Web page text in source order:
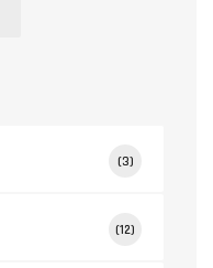
(3)
(12)